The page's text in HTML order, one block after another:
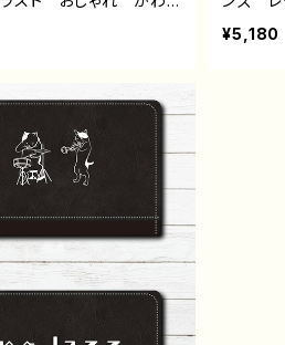
さぎ ウサギ 兎 花
すすめ 個性的 人
グッズ ロングウォレッ
：Snow Rabbit 作：水
プ 可
性的
¥5,180